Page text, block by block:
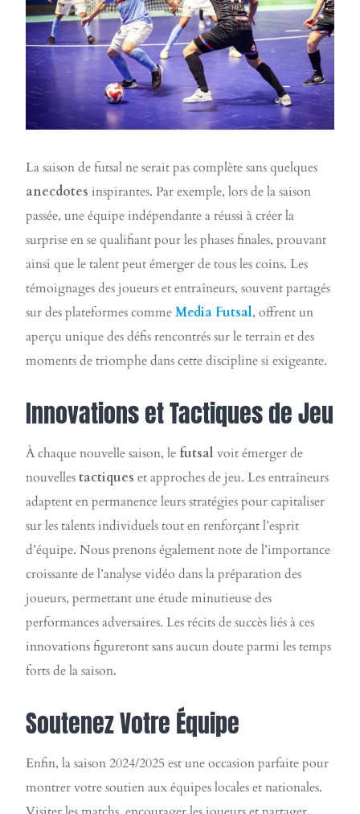
La saison de futsal ne serait pas complète sans quelques
anecdotes inspirantes. Par exemple, lors de la saison
passée, une équipe indépendante a réussi à créer la
surprise en se qualifiant pour les phases finales, prouvant
ainsi que le talent peut émerger de tous les coins. Les
témoignages des joueurs et entraîneurs, souvent partagés
sur des plateformes commeMedia Futsal, offrent un
aperçu unique des défis rencontrés sur le terrain et des
moments de triomphe dans cette discipline si exigeante.
Innovations et Tactiques de Jeu
À chaque nouvelle saison, le futsal voit émerger de
nouvellestactiques et approches de jeu. Les entraîneurs
adaptent en permanence leurs stratégies pour capitaliser
sur les talents individuels tout en renforçant l’esprit
d’équipe. Nous prenons également note de l’importance
croissante de l’analyse vidéo dans la préparation des
joueurs, permettant une étude minutieuse des
performances adversaires. Les récits de succès liés à ces
innovations figureront sans aucun doute parmi les temps
forts de la saison.
Soutenez Votre Équipe
Enfin, la saison 2024/2025 est une occasion parfaite pour
montrer votre soutien aux équipes locales et nationales.